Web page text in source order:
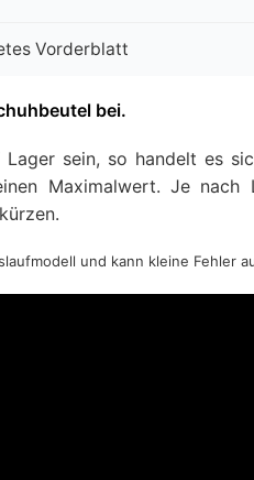
Vorderblatt
bei.
sein, so handelt es
Maximalwert. Je nach
und kann kleine Fehler